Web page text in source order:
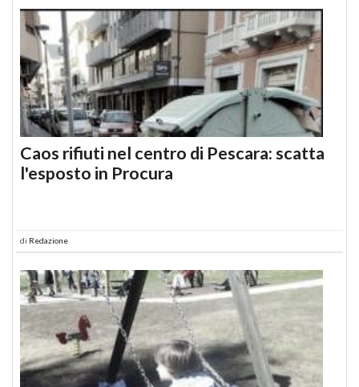
Caos rifiuti nel centro di Pescara: scatta
l'esposto in Procura
di Redazione